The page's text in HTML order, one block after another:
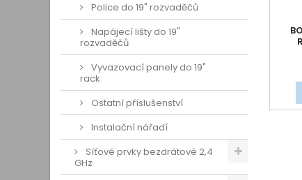
Police do 19" rozvaděčů
Napájecí lišty do 19"
rozvaděčů
Vyvazovací panely do 19"
rack
Ostatní příslušenství
Instalační nářadí
Síťové prvky bezdrátové 2,4
GHz